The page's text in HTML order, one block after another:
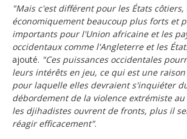
"Mais c'est différent pour les États
économiquement beaucoup plus forts et
importants pour l'Union africaine et les
occidentaux comme l'Angleterre et les
ajouté. "Ces puissances occidentales
leurs intérêts en jeu, ce qui est une
pour laquelle elles devraient s'inquiéter
débordement de la violence extrémiste au
les djihadistes ouvrent de fronts, plus il
réagir efficacement".